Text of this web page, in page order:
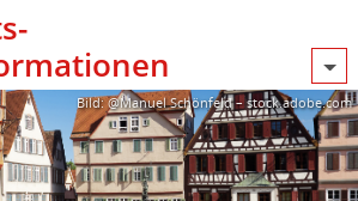
Bild: @Manuel Schönfeld – stock.adobe.com